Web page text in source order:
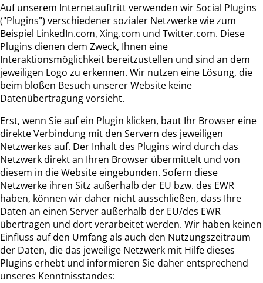
Auf unserem Internetauftritt verwenden wir Social Plugins
("Plugins") verschiedener sozialer Netzwerke wie zum
Beispiel LinkedIn.com, Xing.com und Twitter.com. Diese
Plugins dienen dem Zweck, Ihnen eine
Interaktionsmöglichkeit bereitzustellen und sind an dem
jeweiligen Logo zu erkennen. Wir nutzen eine Lösung, die
beim bloßen Besuch unserer Website keine
Datenübertragung vorsieht.
Erst, wenn Sie auf ein Plugin klicken, baut Ihr Browser eine
direkte Verbindung mit den Servern des jeweiligen
Netzwerkes auf. Der Inhalt des Plugins wird durch das
Netzwerk direkt an Ihren Browser übermittelt und von
diesem in die Website eingebunden. Sofern diese
Netzwerke ihren Sitz außerhalb der EU bzw. des EWR
haben, können wir daher nicht ausschließen, dass Ihre
Daten an einen Server außerhalb der EU/des EWR
übertragen und dort verarbeitet werden. Wir haben keinen
Einfluss auf den Umfang als auch den Nutzungszeitraum
der Daten, die das jeweilige Netzwerk mit Hilfe dieses
Plugins erhebt und informieren Sie daher entsprechend
unseres Kenntnisstandes: